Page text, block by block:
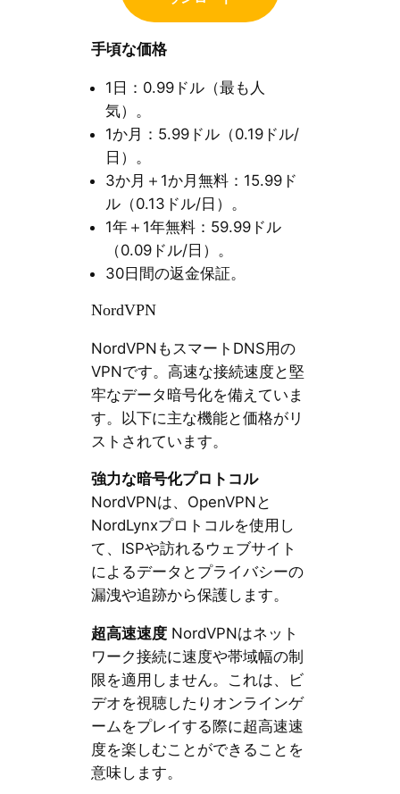
手頃な価格
1日：0.99ドル（最も人
気）。
1か月：5.99ドル（0.19ドル/
日）。
3か月＋1か月無料：15.99ド
ル（0.13ドル/日）。
1年＋1年無料：59.99ドル
（0.09ドル/日）。
30日間の返金保証。
NordVPN
NordVPNもスマートDNS用の
VPNです。高速な接続速度と堅
牢なデータ暗号化を備えていま
す。以下に主な機能と価格がリ
ストされています。
強力な暗号化プロトコル
NordVPNは、OpenVPNと
NordLynxプロトコルを使用し
て、ISPや訪れるウェブサイト
によるデータとプライバシーの
漏洩や追跡から保護します。
超高速速度NordVPNはネット
ワーク接続に速度や帯域幅の制
限を適用しません。これは、ビ
デオを視聴したりオンラインゲ
ームをプレイする際に超高速速
度を楽しむことができることを
意味します。